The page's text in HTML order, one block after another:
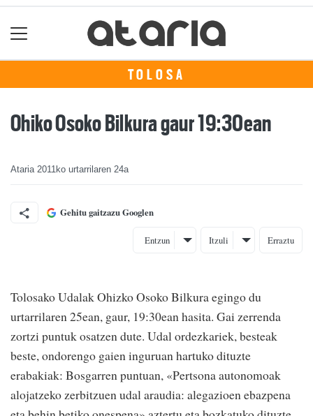
TOLOSA
Ohiko Osoko Bilkura gaur 19:30ean
Ataria 2011ko urtarrilaren 24a
Gehitu gaitzazu Googlen
Entzun Itzuli Erraztu
Tolosako Udalak Ohizko Osoko Bilkura egingo du
urtarrilaren 25ean, gaur, 19:30ean hasita. Gai zerrenda
zortzi puntuk osatzen dute. Udal ordezkariek, besteak
beste, ondorengo gaien inguruan hartuko dituzte
erabakiak: Bosgarren puntuan, «Pertsona autonomoak
alojatzeko zerbitzuen udal araudia: alegazioen ebazpena